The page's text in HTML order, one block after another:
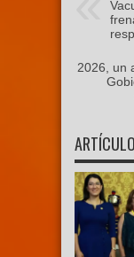
2026, un